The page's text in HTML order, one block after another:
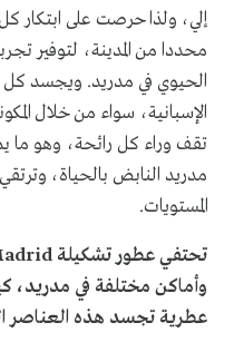
إلي، ولذا حرصت على ابتكار
محددا من المدينة، لتوفير
الحيوي في مدريد. ويجسد
الإسبانية، سواء من خلال
تقف وراء كل رائحة، وهو ما
مدريد النابض بالحياة،
المستويات.
وأماكن مختلفة في مدريد،
عطرية تجسد هذه العناصر